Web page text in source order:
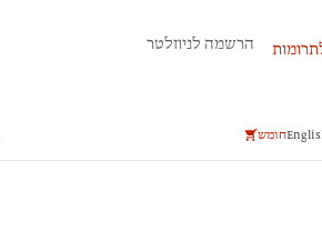
הרשמה לניוזלטר
חומש